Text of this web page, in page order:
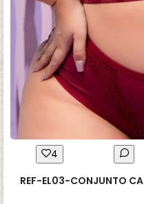
4
REF-EL03-CONJUNTO